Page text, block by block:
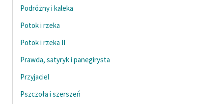
Podróżny i kaleka
Potok i rzeka
Potok i rzeka II
Prawda, satyryk i panegirysta
Przyjaciel
Pszczoła i szerszeń